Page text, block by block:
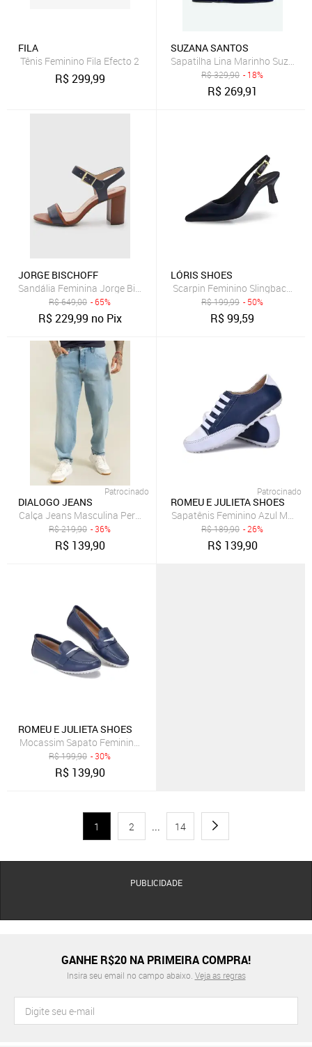
FILA
Tênis Feminino Fila Efecto 2
R$299,99
SUZANA SANTOS
Sapatilha Lina Marinho Suzana
R$329,90 - 18%
R$269,91
JORGE BISCHOFF
Sandália Feminina Jorge Bischoff Salto Bloco Couro Azul Marinho
R$649,00 - 65%
R$229,99 no Pix
LÓRIS SHOES
Scarpin Feminino Slingback
R$199,99 - 50%
R$99,59
Patrocinado
DIALOGO JEANS
Calça Jeans Masculina Perna Reta com Lavagem Clara
R$219,90 - 36%
R$ 139,90
Patrocinado
ROMEU E JULIETA SHOES
Sapatênis Feminino Azul
R$189,90 - 26%
R$ 139,90
ROMEU E JULIETA SHOES
Mocassim Sapato Feminino Couro Legítimo Casual Azul Marinho
R$199,90 - 30%
R$ 139,90
1 2 ... 14
PUBLICIDADE
GANHE R$20 NA PRIMEIRA COMPRA!
Insira seu email no campo abaixo. Veja as regras